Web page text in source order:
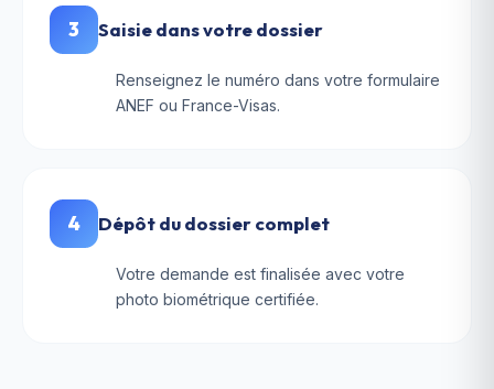
3 Saisie dans votre dossier
Renseignez le numéro dans votre formulaire
ANEF ou France-Visas.
4 Dépôt du dossier complet
Votre demande est finalisée avec votre
photo biométrique certifiée.